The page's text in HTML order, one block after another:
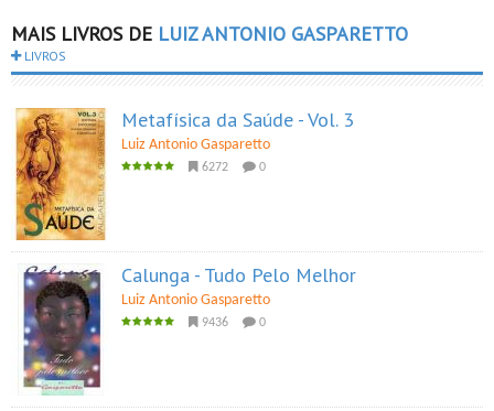
MAIS LIVROS DE LUIZ ANTONIO GASPARETTO
LIVROS
Metafísica da Saúde - Vol. 3
Luiz Antonio Gasparetto
6272 0
Calunga - Tudo Pelo Melhor
Luiz Antonio Gasparetto
9436 0